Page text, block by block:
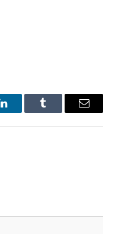
LinkedInTumblr Email